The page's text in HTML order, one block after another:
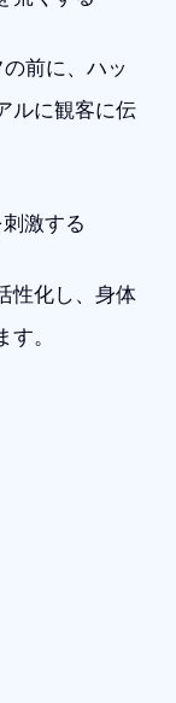
前に、ハッ
ルに観客に伝
激する
性化し、身体
。